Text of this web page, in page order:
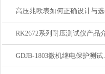
高压兆欧表如何正确设计与选
RK2672系列耐压测试仪产品
GDJB-